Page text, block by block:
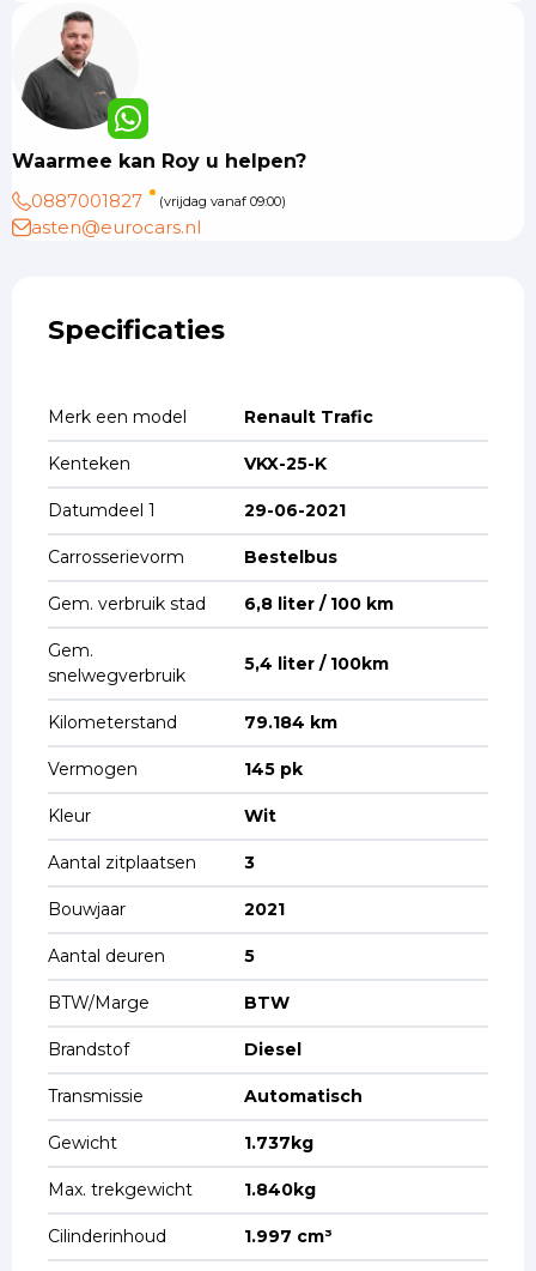
Waarmee kan Roy u helpen?
0887001827
(vrijdag vanaf 09:00)
asten@eurocars.nl
Specificaties
Merk een model Renault Trafic
Kenteken VKX-25-K
Datumdeel 1 29-06-2021
Carrosserievorm Bestelbus
Gem. verbruik stad 6,8 liter / 100 km
Gem.
snelwegverbruik
5,4 liter / 100km
Kilometerstand 79.184 km
Vermogen 145 pk
Kleur Wit
Aantal zitplaatsen 3
Bouwjaar 2021
Aantal deuren 5
BTW/Marge BTW
Brandstof Diesel
Transmissie Automatisch
Gewicht 1.737kg
Max. trekgewicht 1.840kg
Cilinderinhoud 1.997 cm³